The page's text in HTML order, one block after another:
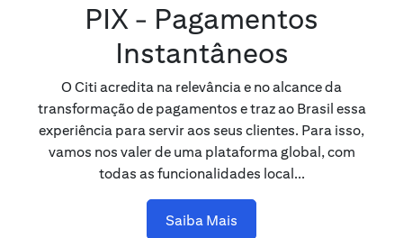
PIX - Pagamentos
Instantâneos
O Citi acredita na relevância e no alcance da
transformação de pagamentos e traz ao Brasil essa
experiência para servir aos seus clientes. Para isso,
vamos nos valer de uma plataforma global, com
todas as funcionalidades local...
Saiba Mais